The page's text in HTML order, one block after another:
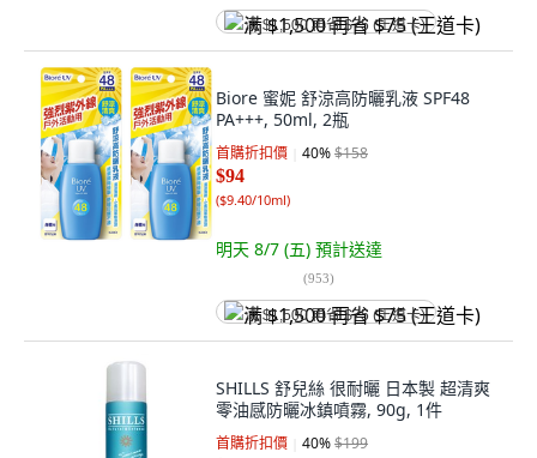
满 $1,500 再省 $75 (王道卡)
Biore 蜜妮 舒涼高防曬乳液 SPF48
PA+++, 50ml, 2瓶
首購折扣價 40%$158
$94
($9.40/10ml)
明天 8/7 (五) 預計送達
(953)
满 $1,500 再省 $75 (王道卡)
SHILLS 舒兒絲 很耐曬 日本製 超清爽
零油感防曬冰鎮噴霧, 90g, 1件
首購折扣價 40%$199